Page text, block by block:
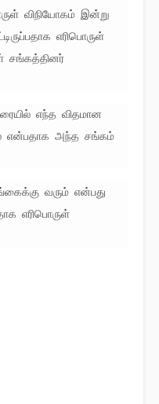
விநியோகம் இன்று
எரிபொருள்
சங்கத்தினர்
எந்த விதமான
என்பதாக அந்த சங்கம்
வரும் என்பது
எரிபொருள்